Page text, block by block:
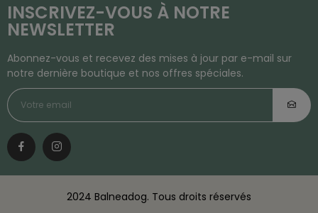
INSCRIVEZ-VOUS À NOTRE
NEWSLETTER
Abonnez-vous et recevez des mises à jour par e-mail sur
notre dernière boutique et nos offres spéciales.
2024 Balneadog. Tous droits réservés